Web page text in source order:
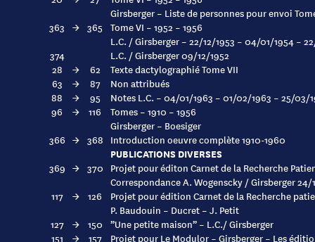
Girsberger – Liste de personnes pour envoi
363 → 365 Tome VI – 1952 – 1956
L.C. / Girsberger – 22/12/1953 – 04/01/1954 –
374
L.C. / Girsberger 09/12/1952
28
→ 62
Texte dactylographié Tome VII
63
→ 87
Non attribués
88
→ 95
Notes L.C. – 04/01/1963 – 01/02/1963 – 25/03/
96
→ 116
Tomes – 1910 – 1956
Girsberger – Boesiger
366 → 368 Introduction oeuvre complète 1910-1960
PUBLICATIONS DIVERSES
369 → 370 Projet pour éditon Carnet de la Recherche
Correspondance A. Wogenscky / Girsberger 24/
117
→ 126
Projet pour édition Carnet de la Recherche
P. Baudouin – Ducret – J. Petit
127
→ 150 ”Une petite maison” – L.C./ Girsberger
151
→ 157
Projet pour Le Modulor – Girsberger – Les